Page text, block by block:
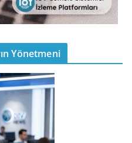
Yönetmeni